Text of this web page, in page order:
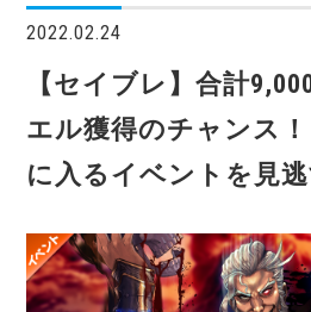
2022.02.24
【セイブレ】合計
エル獲得のチャンス
に入るイベントを見逃